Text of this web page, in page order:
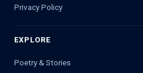
Privacy Policy
EXPLORE
Poetry & Stories